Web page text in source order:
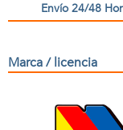
Envío 24/48
Marca / licencia